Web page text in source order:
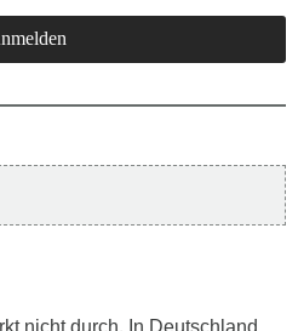
nicht durch. In Deutschland